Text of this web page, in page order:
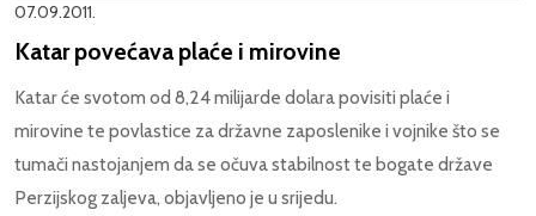
07.09.2011.
Katar povećava plaće i mirovine
Katar će svotom od 8,24 milijarde dolara povisiti plaće i
mirovine te povlastice za državne zaposlenike i vojnike što se
tumači nastojanjem da se očuva stabilnost te bogate države
Perzijskog zaljeva, objavljeno je u srijedu.